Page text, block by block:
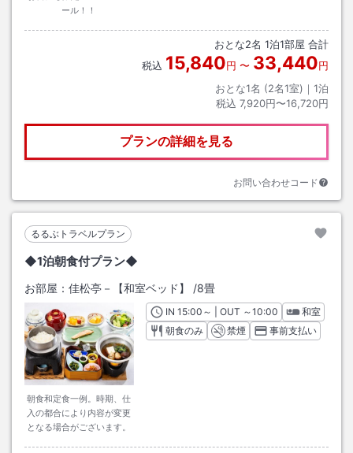
ール！！
おとな2名 1泊1部屋 合計
税込 15,840円 〜 33,440円
おとな1名 (2名1室)｜ 1泊
税込 7,920円〜16,720円
プランの詳細を見る
お問い合わせコード
るるぶトラベルプラン
◆1泊朝食付プラン◆
お部屋： 佳松亭－【和室ベッド】 /8畳
朝食和定食一例。時期、仕
入の都合により内容が変更
となる場合がございます。
INチェックイン
15:00 ～ | OUT チェックアウト
～10:00
和室
朝食のみ
禁煙 事前支払い